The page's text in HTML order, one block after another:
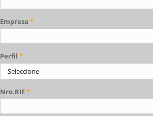
Empresa *
Perfil *
Nro.RIF*